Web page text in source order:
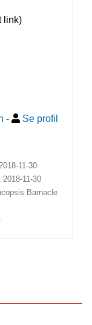
link)
- Se profil
11-30
2018-11-30
Barnacle